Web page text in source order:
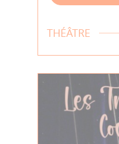
THÉÂTRE